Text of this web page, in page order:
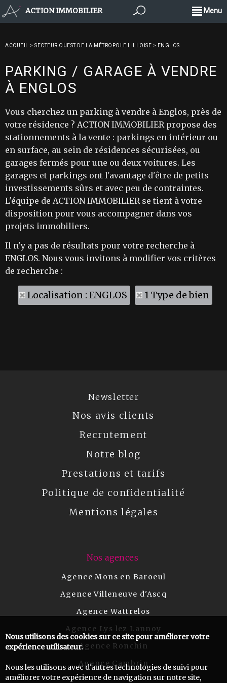
ACTION IMMOBILIER Menu
ACCUEIL > SECTEUR OUEST DE LA MÉTROPOLE LILLOISE > ENGLOS
PARKING / GARAGE À VENDRE
À ENGLOS
Vous cherchez un parking à vendre à Englos, près de
votre résidence ? ACTION IMMOBILIER propose des
stationnements à la vente : parkings en intérieur ou
en surface, au sein de résidences sécurisées, ou
garages fermés pour une ou deux voitures. Les
garages et parkings ont l'avantage d'être de petits
investissements sûrs et avec peu de contraintes.
L'équipe de ACTION IMMOBILIER se tient à votre
disposition pour vous accompagner dans vos
projets immobiliers.
Il n'y a pas de résultats pour votre recherche à
ENGLOS. Nous vous invitons à modifier vos critères
de recherche :
Localisation : ENGLOS 1 Type de bien
Newsletter
Nos avis clients
Recrutement
Notre blog
Prestations et tarifs
Politique de confidentialité
Mentions légales
Nos agences
Agence Mons en Baroeul
Agence Villeneuve d'Ascq
Agence Wattrelos
Agence Lys lez Lannoy
Agence Ronchin
Agence Cambrin
Nous utilisons des cookies sur ce site pour améliorer votre
expérience utilisateur.
Nous les utilisons avec d'autres technologies de suivi pour
améliorer votre expérience de navigation sur notre site,